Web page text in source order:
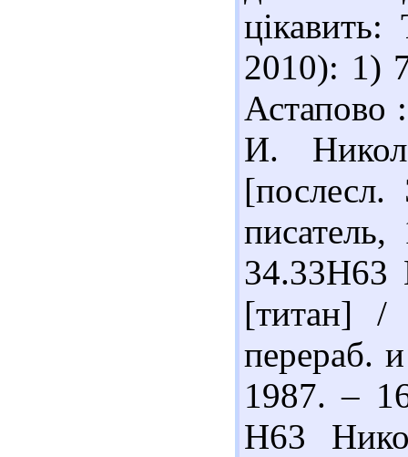
2010): 1)
И.
34.33Н63
[титан]
перераб.
1987. –
Н63